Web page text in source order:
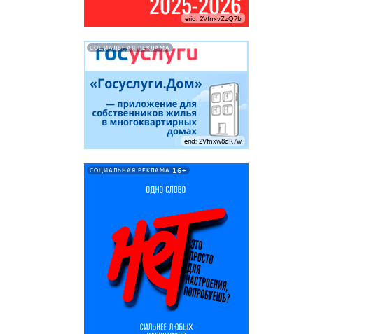
erid: 2VfnxvZzQ7b
СОЦИАЛЬНАЯ РЕКЛАМА
erid: 2Vfnxw8dR7w
СОЦИАЛЬНАЯ РЕКЛАМА 16+